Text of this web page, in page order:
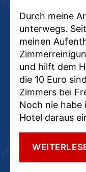
Durch meine
unterwegs.
meinen
und hilft dem
die 10 Euro
Zimmers bei
Noch nie habe
Hotel daraus